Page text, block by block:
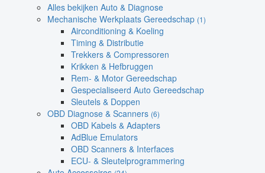
Alles bekijken Auto & Diagnose
Mechanische Werkplaats Gereedschap (1)
Airconditioning & Koeling
Timing & Distributie
Trekkers & Compressoren
Krikken & Hefbruggen
Rem- & Motor Gereedschap
Gespecialiseerd Auto Gereedschap
Sleutels & Doppen
OBD Diagnose & Scanners (6)
OBD Kabels & Adapters
AdBlue Emulators
OBD Scanners & Interfaces
ECU- & Sleutelprogrammering